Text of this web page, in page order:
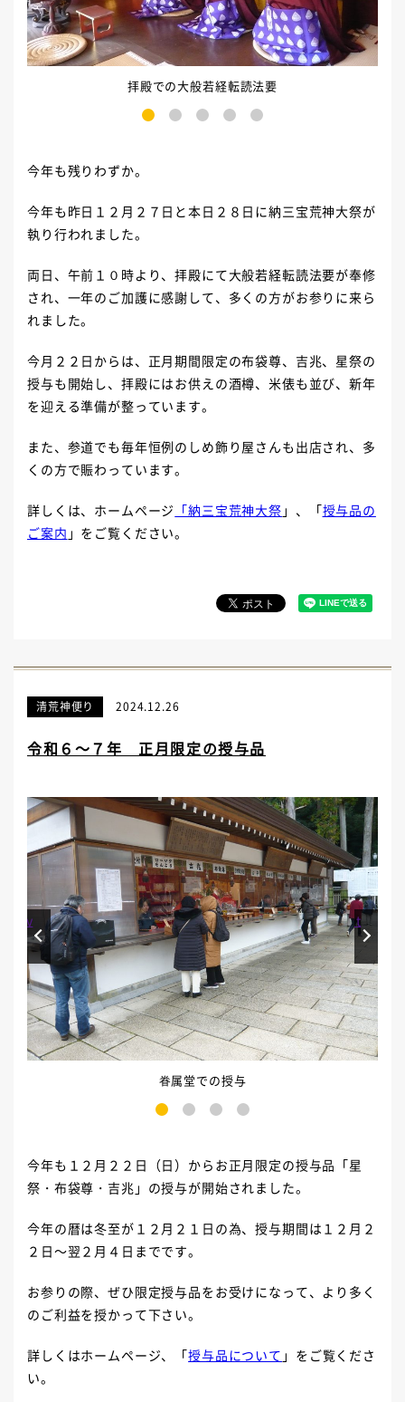
拝殿での大般若経転読法要
3 4 5
今年も残りわずか。
今年も昨日１２月２７日と本日２８日に納三宝荒神大祭が
執り行われました。
両日、午前１０時より、拝殿にて大般若経転読法要が奉修
され、一年のご加護に感謝して、多くの方がお参りに来ら
れました。
今月２２日からは、正月期間限定の布袋尊、吉兆、星祭の
授与も開始し、拝殿にはお供えの酒樽、米俵も並び、新年
を迎える準備が整っています。
また、参道でも毎年恒例のしめ飾り屋さんも出店され、多
くの方で賑わっています。
詳しくは、ホームページ 「納三宝荒神大祭 」、「授与品の
ご案内 」をご覧ください。
清荒神便り 2024.12.26
令和６～７年 正月限定の授与品
眷属堂での授与
3 4
Prev Next
今年も１２月２２日（日）からお正月限定の授与品「星
祭・布袋尊・吉兆」の授与が開始されました。
今年の暦は冬至が１２月２１日の為、授与期間は１２月２
２日～翌２月４日までです。
お参りの際、ぜひ限定授与品をお受けになって、より多く
のご利益を授かって下さい。
詳しくはホームページ、「授与品について 」をご覧くださ
い。